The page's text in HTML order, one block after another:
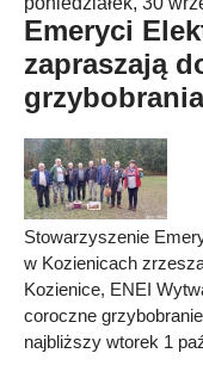
Emeryci
zapraszają
grzybobrania
Stowarzyszenie
w Kozienicach
Kozienice, ENEI
coroczne
najbliższy wtorek 1